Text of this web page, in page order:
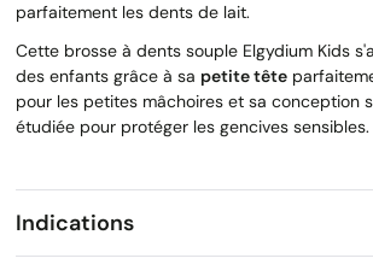
parfaitement les dents de lait.
Cette brosse à dents souple Elgydium Kids
des enfants grâce à sa petite tête
pour les petites mâchoires et sa conception
étudiée pour protéger les gencives sensibles.
Indications